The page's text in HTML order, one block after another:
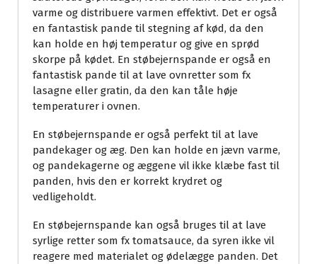
varme og distribuere varmen effektivt. Det er også
en fantastisk pande til stegning af kød, da den
kan holde en høj temperatur og give en sprød
skorpe på kødet. En støbejernspande er også en
fantastisk pande til at lave ovnretter som fx
lasagne eller gratin, da den kan tåle høje
temperaturer i ovnen.
En støbejernspande er også perfekt til at lave
pandekager og æg. Den kan holde en jævn varme,
og pandekagerne og æggene vil ikke klæbe fast til
panden, hvis den er korrekt krydret og
vedligeholdt.
En støbejernspande kan også bruges til at lave
syrlige retter som fx tomatsauce, da syren ikke vil
reagere med materialet og ødelægge panden. Det